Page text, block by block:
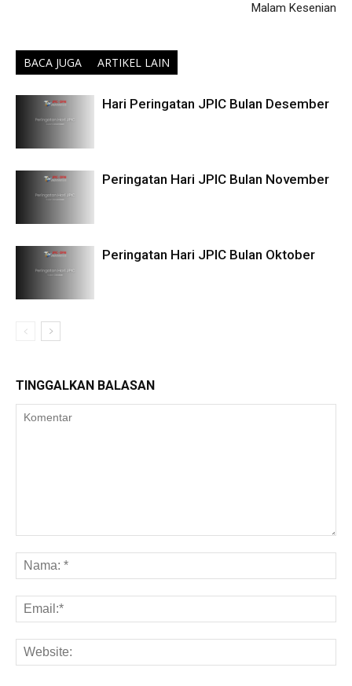
Malam Kesenian
BACA JUGA ARTIKEL LAIN
Hari Peringatan JPIC Bulan Desember
Peringatan Hari JPIC Bulan November
Peringatan Hari JPIC Bulan Oktober
TINGGALKAN BALASAN